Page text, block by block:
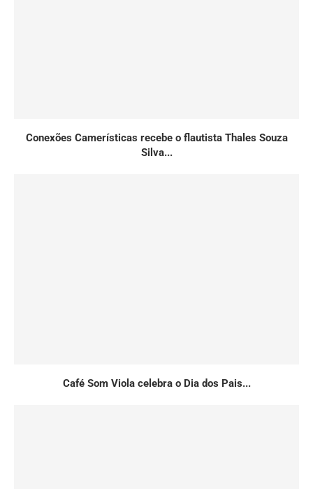
Conexões Camerísticas recebe o flautista Thales Souza
Silva...
Café Som Viola celebra o Dia dos Pais...